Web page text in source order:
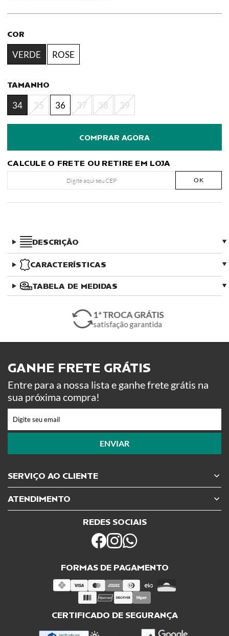
COR
VERDE ROSE
TAMANHO
34 35 36 37 38 39
CALCULE O FRETE OU RETIRE EM LOJA
OK
DESCRIÇÃO
CARACTERÍSTICAS
TABELA DE MEDIDAS
1ª TROCA GRÁTIS
satisfação garantida
SERVIÇO AO CLIENTE
ATENDIMENTO
REDES SOCIAIS
FORMAS DE PAGAMENTO
CERTIFICADO DE SEGURANÇA
GANHE FRETE GRÁTIS ​
Entre para a nossa lista e ganhe frete grátis na
sua próxima compra!
ENVIAR